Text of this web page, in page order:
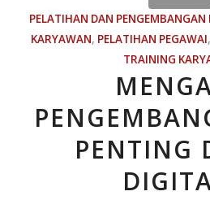
PELATIHAN DAN PENGEMBANGAN
KARYAWAN, PELATIHAN PEGAWAI,
TRAINING
PENTING